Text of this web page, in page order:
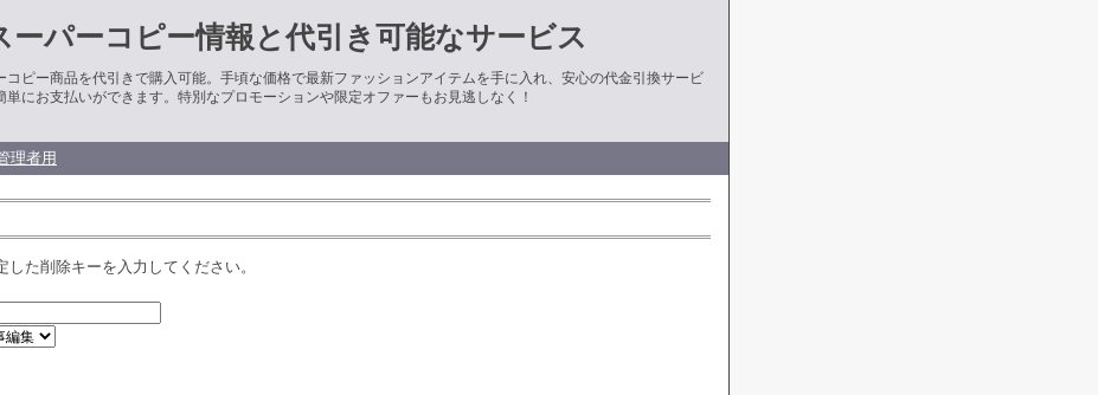
ーパーコピー情報と代引き可能なサービス
コピー商品を代引きで購入可能。手頃な価格で最新ファッションアイテムを手に入れ、安心の代金引換サービ
単にお支払いができます。特別なプロモーションや限定オファーもお見逃しなく！
理者用
した削除キーを入力してください。